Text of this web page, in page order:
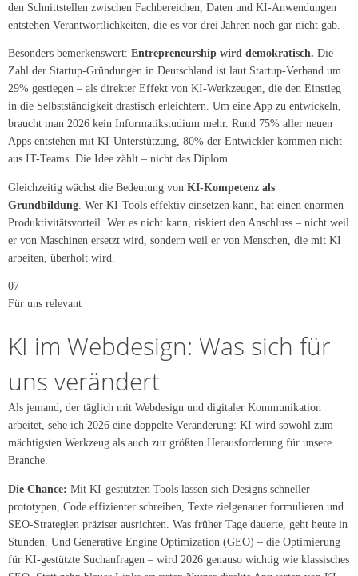
den Schnittstellen zwischen Fachbereichen, Daten und KI-Anwendungen
entstehen Verantwortlichkeiten, die es vor drei Jahren noch gar nicht gab.
Besonders bemerkenswert: Entrepreneurship wird demokratisch. Die
Zahl der Startup-Gründungen in Deutschland ist laut Startup-Verband um
29% gestiegen – als direkter Effekt von KI-Werkzeugen, die den Einstieg
in die Selbstständigkeit drastisch erleichtern. Um eine App zu entwickeln,
braucht man 2026 kein Informatikstudium mehr. Rund 75% aller neuen
Apps entstehen mit KI-Unterstützung, 80% der Entwickler kommen nicht
aus IT-Teams. Die Idee zählt – nicht das Diplom.
Gleichzeitig wächst die Bedeutung von KI-Kompetenz als
Grundbildung . Wer KI-Tools effektiv einsetzen kann, hat einen enormen
Produktivitätsvorteil. Wer es nicht kann, riskiert den Anschluss – nicht weil
er von Maschinen ersetzt wird, sondern weil er von Menschen, die mit KI
arbeiten, überholt wird.
07
Für uns relevant
KI im Webdesign: Was sich für
uns verändert
Als jemand, der täglich mit Webdesign und digitaler Kommunikation
arbeitet, sehe ich 2026 eine doppelte Veränderung: KI wird sowohl zum
mächtigsten Werkzeug als auch zur größten Herausforderung für unsere
Branche.
Die Chance: Mit KI-gestützten Tools lassen sich Designs schneller
prototypen, Code effizienter schreiben, Texte zielgenauer formulieren und
SEO-Strategien präziser ausrichten. Was früher Tage dauerte, geht heute in
Stunden. Und Generative Engine Optimization (GEO) – die Optimierung
für KI-gestützte Suchanfragen – wird 2026 genauso wichtig wie klassisches